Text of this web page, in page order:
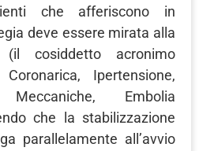
che afferiscono in
deve essere mirata alla
(il cosiddetto acronimo
Ipertensione,
Embolia
che la stabilizzazione
parallelamente all’avvio